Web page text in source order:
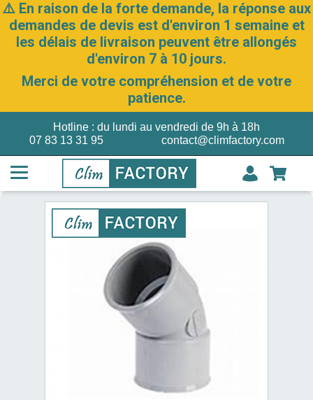
⚠️ En raison de la forte demande, la réponse aux
demandes de devis est d'environ 1 semaine et
les délais de livraison peuvent être allongés
d'environ 7 à 10 jours.
Merci de votre compréhension et de votre
patience.
07 83 13 31 95
Hotline : du lundi au vendredi de 9h à 18h
contact@climfactory.com